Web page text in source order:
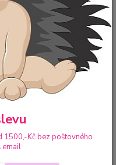
čepička
1500,-Kč bez poštovného
email